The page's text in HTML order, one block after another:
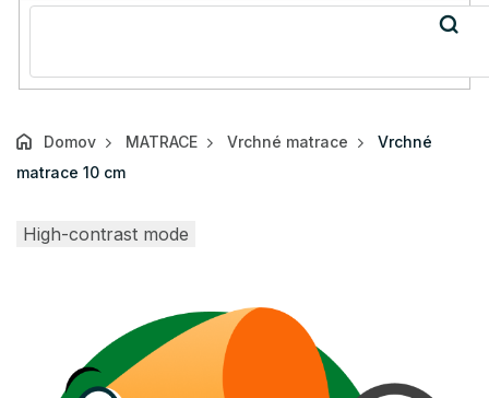
Domov MATRACE Vrchné matrace
Vrchné
matrace 10 cm
High-contrast mode